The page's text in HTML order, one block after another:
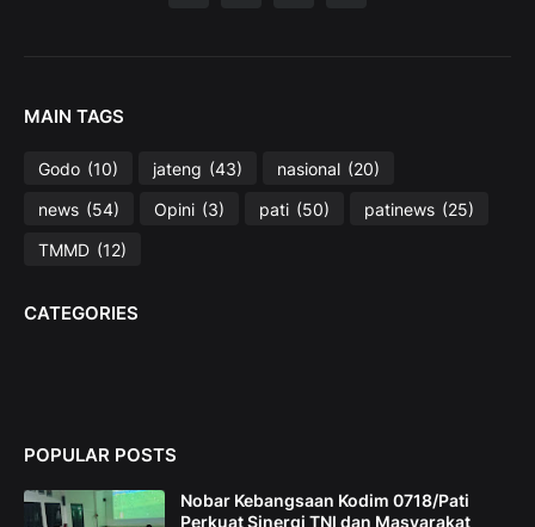
MAIN TAGS
Godo (10) jateng (43) nasional (20)
news (54) Opini (3) pati (50) patinews (25)
TMMD (12)
CATEGORIES
POPULAR POSTS
Nobar Kebangsaan Kodim 0718/Pati
Perkuat Sinergi TNI dan Masyarakat